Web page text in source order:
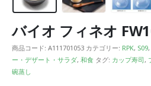
バイオ フィネオ
商品コード: A111701053 カテゴリー: RPK, S09,
ー・デザート・サラダ, 和食 タグ: カップ寿司,
碗蒸し